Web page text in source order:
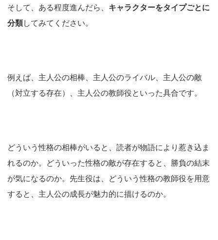
そして、ある程度進んだら、 キャラクターをタイプごとに
分類してみてください。
例えば、主人公の相棒、主人公のライバル、主人公の敵
（対立する存在）、主人公の教師役といった具合です。
どういう性格の相棒がいると、読者が物語により惹き込ま
れるのか。どういった性格の敵が存在すると、勝負の結末
が気になるのか。先生役は、どういう性格の教師役を用意
すると、主人公の成長が魅力的に描けるのか。